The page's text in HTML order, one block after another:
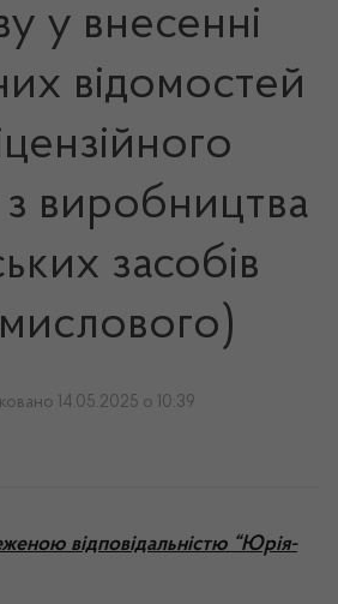
у внесенні
відомостей
виробництва
засобів
14.05.2025 о 10:39
відповідальністю “Юрія-